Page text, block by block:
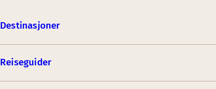
Destinasjoner
Reiseguider